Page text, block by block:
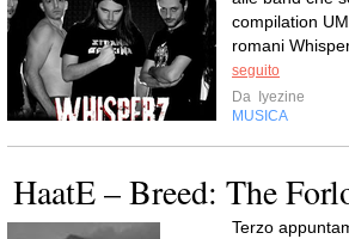
compilation
romani
seguito
Da
Iyezine
MUSICA
HaatE – Breed: The
Terzo